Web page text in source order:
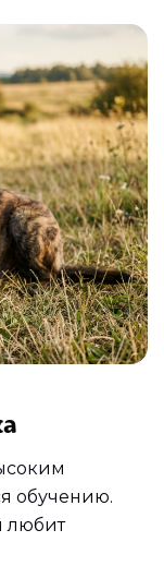
обучению.
любит